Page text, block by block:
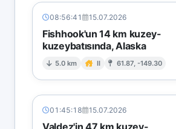
08:56:41 15.07.2026
Fishhook'un 14 km kuzey-
kuzeybatısında, Alaska
5.0 km II 61.87, -149.30
01:45:18 15.07.2026
Valdez'in 47 km kuzey-